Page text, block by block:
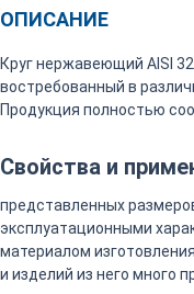
ОПИСАНИЕ
Круг нержавеющий AISI
востребованный в
Продукция полностью
Свойства и
представленных
эксплуатационными
материалом
и изделий из него много